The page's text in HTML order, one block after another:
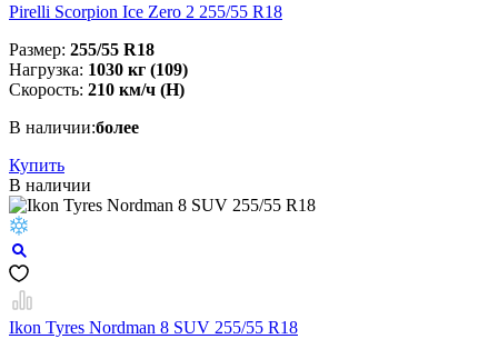
Pirelli Scorpion Ice Zero 2 255/55 R18
Размер: 255/55 R18
Нагрузка: 1030 кг (109)
Скорость: 210 км/ч (H)
В наличии:более
Купить
В наличии
Ikon Tyres Nordman 8 SUV 255/55 R18